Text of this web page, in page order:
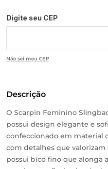
Digite seu CEP
Não sei meu CEP
Descrição
O Scarpin Feminino
possui design elegante e
confeccionado em material
com detalhes que valorizam
possui bico fino que alonga